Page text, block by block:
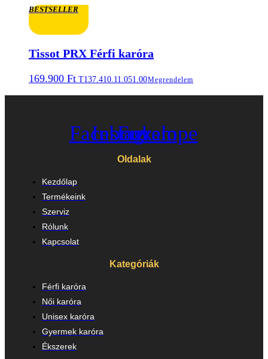
BESTSELLER
Tissot PRX Férfi karóra
169.900 Ft T137.410.11.051.00Megrendelem
Facebook
Instagram
Envelope
Oldalak
Kezdőlap
Termékeink
Szerviz
Rólunk
Kapcsolat
Kategóriák
Férfi karóra
Női karóra
Unisex karóra
Gyermek karóra
Ékszerek